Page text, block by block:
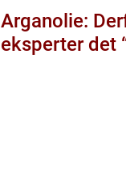
Arganolie:
eksperter det